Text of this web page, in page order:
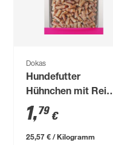
Dokas
Hundefutter
Hühnchen mit Reis
70 g
1,79 €
25,57 € / Kilogramm